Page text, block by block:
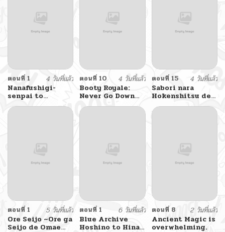
ตอนที่ 1
4 วันที่แล้ว
Nanafushigi-
senpai to
Tetsujin-kun
ตอนที่ 10
4 วันที่แล้ว
Booty Royale:
Never Go Down
Without A Fight!
ตอนที่ 15
4 วันที่แล้ว
Sabori nara
Hokenshitsu de
Douzo?
ตอนที่ 1
5 วันที่แล้ว
Ore Seijo ~Ore ga
Seijo de Omae
ตอนที่ 1
6 วันที่แล้ว
Blue Archive
Hoshino to Hina
ตอนที่ 8
2 วันที่แล้ว
Ancient Magic is
overwhelming.